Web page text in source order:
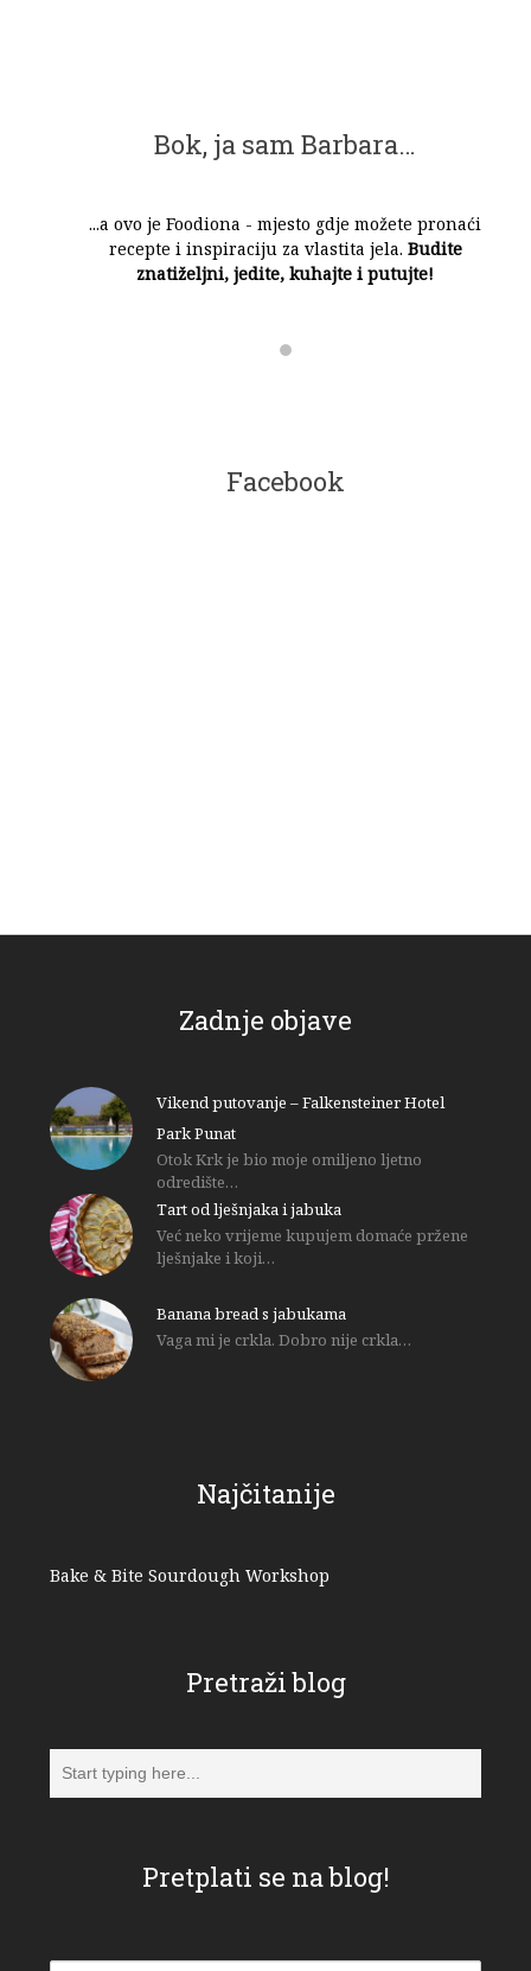
Bok, ja sam Barbara…
...a ovo je Foodiona - mjesto gdje možete pronaći
recepte i inspiraciju za vlastita jela. Budite
znatiželjni, jedite, kuhajte i putujte!
Facebook
Zadnje objave
Vikend putovanje – Falkensteiner Hotel
Park Punat
Otok Krk je bio moje omiljeno ljetno
odredište…
Tart od lješnjaka i jabuka
Već neko vrijeme kupujem domaće pržene
lješnjake i koji…
Banana bread s jabukama
Vaga mi je crkla. Dobro nije crkla…
Najčitanije
Bake & Bite Sourdough Workshop
Pretraži blog
Pretplati se na blog!